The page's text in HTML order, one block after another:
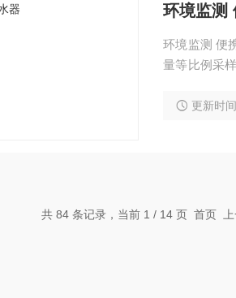
环境监测
环境监测 便
量等比例采
更新时
共 84 条记录，当前 1 / 14 页 首页 上